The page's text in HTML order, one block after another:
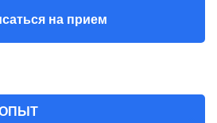
на прием